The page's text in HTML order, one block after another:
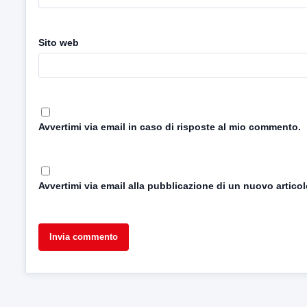
Sito web
Avvertimi via email in caso di risposte al mio commento.
Avvertimi via email alla pubblicazione di un nuovo